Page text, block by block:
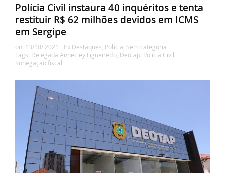
Polícia Civil instaura 40 inquéritos e tenta
restituir R$ 62 milhões devidos em ICMS
em Sergipe
on: 13/10/ 2021 In: Destaques Polícia Sem categoria
Tags: Delegada Annecley Figueiredo, Deotap, Polícia Civil
Sonegação fiscal